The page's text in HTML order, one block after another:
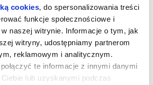
cookies, do spersonalizowania treści
funkcje społecznościowe i
naszej witrynie. Informacje o tym, jak
witryny, udostępniamy partnerom
reklamowym i analitycznym.
te informacje z innymi danymi
lub uzyskanymi podczas